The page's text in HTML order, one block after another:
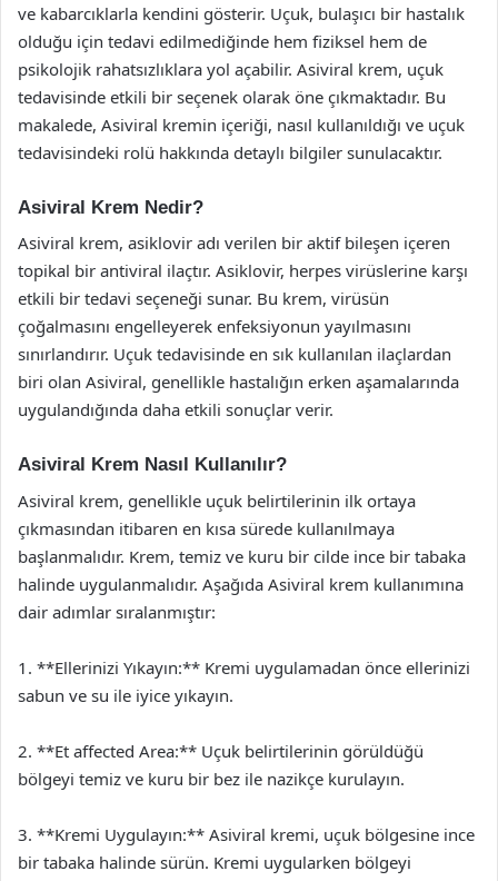
ve kabarcıklarla kendini gösterir. Uçuk, bulaşıcı bir hastalık
olduğu için tedavi edilmediğinde hem fiziksel hem de
psikolojik rahatsızlıklara yol açabilir. Asiviral krem, uçuk
tedavisinde etkili bir seçenek olarak öne çıkmaktadır. Bu
makalede, Asiviral kremin içeriği, nasıl kullanıldığı ve uçuk
tedavisindeki rolü hakkında detaylı bilgiler sunulacaktır.
Asiviral Krem Nedir?
Asiviral krem, asiklovir adı verilen bir aktif bileşen içeren
topikal bir antiviral ilaçtır. Asiklovir, herpes virüslerine karşı
etkili bir tedavi seçeneği sunar. Bu krem, virüsün
çoğalmasını engelleyerek enfeksiyonun yayılmasını
sınırlandırır. Uçuk tedavisinde en sık kullanılan ilaçlardan
biri olan Asiviral, genellikle hastalığın erken aşamalarında
uygulandığında daha etkili sonuçlar verir.
Asiviral Krem Nasıl Kullanılır?
Asiviral krem, genellikle uçuk belirtilerinin ilk ortaya
çıkmasından itibaren en kısa sürede kullanılmaya
başlanmalıdır. Krem, temiz ve kuru bir cilde ince bir tabaka
halinde uygulanmalıdır. Aşağıda Asiviral krem kullanımına
dair adımlar sıralanmıştır:
1. **Ellerinizi Yıkayın:** Kremi uygulamadan önce ellerinizi
sabun ve su ile iyice yıkayın.
2. **Et affected Area:** Uçuk belirtilerinin görüldüğü
bölgeyi temiz ve kuru bir bez ile nazikçe kurulayın.
3. **Kremi Uygulayın:** Asiviral kremi, uçuk bölgesine ince
bir tabaka halinde sürün. Kremi uygularken bölgeyi